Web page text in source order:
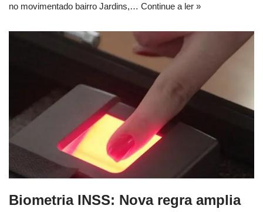
no movimentado bairro Jardins,… Continue a ler »
Biometria INSS: Nova regra amplia